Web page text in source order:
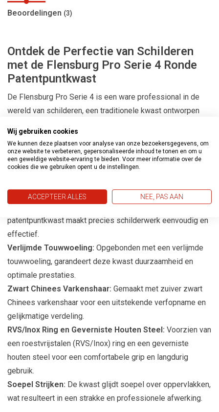
Beoordelingen (3)
Ontdek de Perfectie van Schilderen
met de Flensburg Pro Serie 4 Ronde
Patentpuntkwast
De Flensburg Pro Serie 4 is een ware professional in de
wereld van schilderen, een traditionele kwast ontworpen
is minder geschikt voor watergedragen verven, maar blinkt
uit in zijn uitstekende prijs-kwaliteitsverhouding en
hoogwaardige vakmanschap.
Kenmerken van de Flensburg Pro Serie 4:
Ronde Patentpuntkwast:De vakkundig ontworpen ronde
patentpuntkwast maakt precies schilderwerk eenvoudig en
effectief.
Verlijmde Touwwoeling: Opgebonden met een verlijmde
touwwoeling, garandeert deze kwast duurzaamheid en
optimale prestaties.
Zwart Chinees Varkenshaar: Gemaakt met zuiver zwart
Chinees varkenshaar voor een uitstekende verfopname en
gelijkmatige verdeling.
RVS/Inox Ring en Geverniste Houten Steel: Voorzien van
een roestvrijstalen (RVS/Inox) ring en een geverniste
houten steel voor een comfortabele grip en langdurig
gebruik.
Soepel Strijken: De kwast glijdt soepel over oppervlakken,
wat resulteert in een strakke en professionele afwerking.
Wij gebruiken cookies
We kunnen deze plaatsen voor analyse van onze bezoekersgegevens, om
onze website te verbeteren, gepersonaliseerde inhoud te tonen en om u
een geweldige website-ervaring te bieden. Voor meer informatie over de
cookies die we gebruiken opent u de instellingen.
ACCEPTEER ALLES NEE, PAS AAN